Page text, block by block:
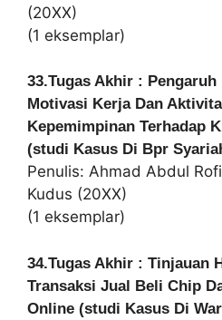
(20XX)
(1 eksemplar)
33.Tugas Akhir : Pengaruh
Motivasi Kerja Dan
Kepemimpinan Terhadap
(studi Kasus Di Bpr
Penulis: Ahmad Abdul
Kudus (20XX)
(1 eksemplar)
34.Tugas Akhir : Tinjauan
Transaksi Jual Beli Chip
Online (studi Kasus Di